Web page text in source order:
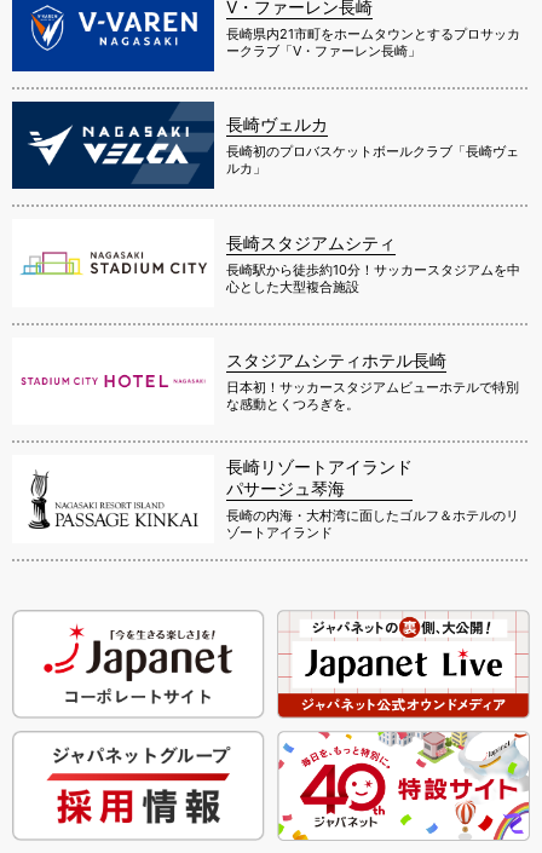
V・ファーレン長崎
長崎県内21市町をホームタウンとするプロサッカ
ークラブ「V・ファーレン長崎」
長崎ヴェルカ
長崎初のプロバスケットボールクラブ「長崎ヴェ
ルカ」
長崎スタジアムシティ
長崎駅から徒歩約10分！サッカースタジアムを中
心とした大型複合施設
スタジアムシティホテル長崎
日本初！サッカースタジアムビューホテルで特別
な感動とくつろぎを。
長崎リゾートアイランド
パサージュ琴海
長崎の内海・大村湾に面したゴルフ＆ホテルのリ
ゾートアイランド